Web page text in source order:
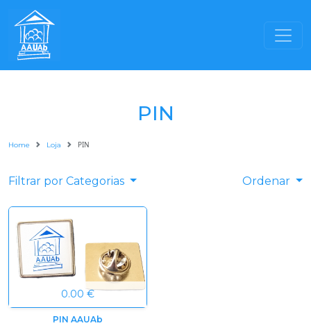
PIN
Home Loja PIN
Filtrar por Categorias Ordenar
0.00 €
PIN AAUAb